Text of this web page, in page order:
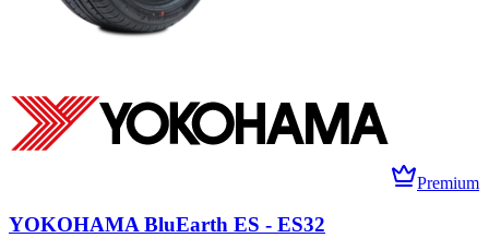
Premium
YOKOHAMA BluEarth ES - ES32